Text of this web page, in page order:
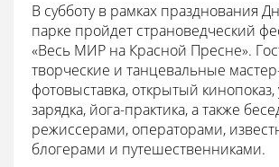
В субботу в рамках празднования
парке пройдет страноведческий
«Весь МИР на Красной Пресне».
творческие и танцевальные
фотовыставка, открытый кинопоказ,
зарядка, йога-практика, а также
режиссерами, операторами,
блогерами и путешественниками.